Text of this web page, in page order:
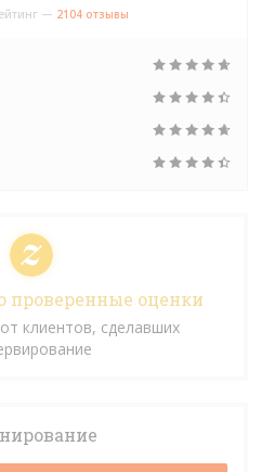
— 2104 отзывы
проверенные оценки
клиентов, сделавших